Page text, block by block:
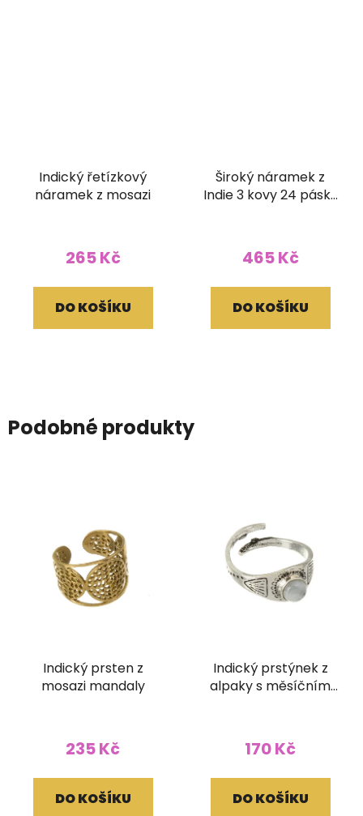
Indický řetízkový
náramek z mosazi
265 Kč
DO KOŠÍKU
Široký náramek z
Indie 3 kovy 24 pásků
465 Kč
DO KOŠÍKU
Podobné produkty
Indický prsten z
mosazi mandaly
235 Kč
DO KOŠÍKU
Indický prstýnek z
alpaky s měsíčním
170 Kč
DO KOŠÍKU